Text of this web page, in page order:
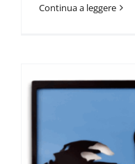
Continua a leggere